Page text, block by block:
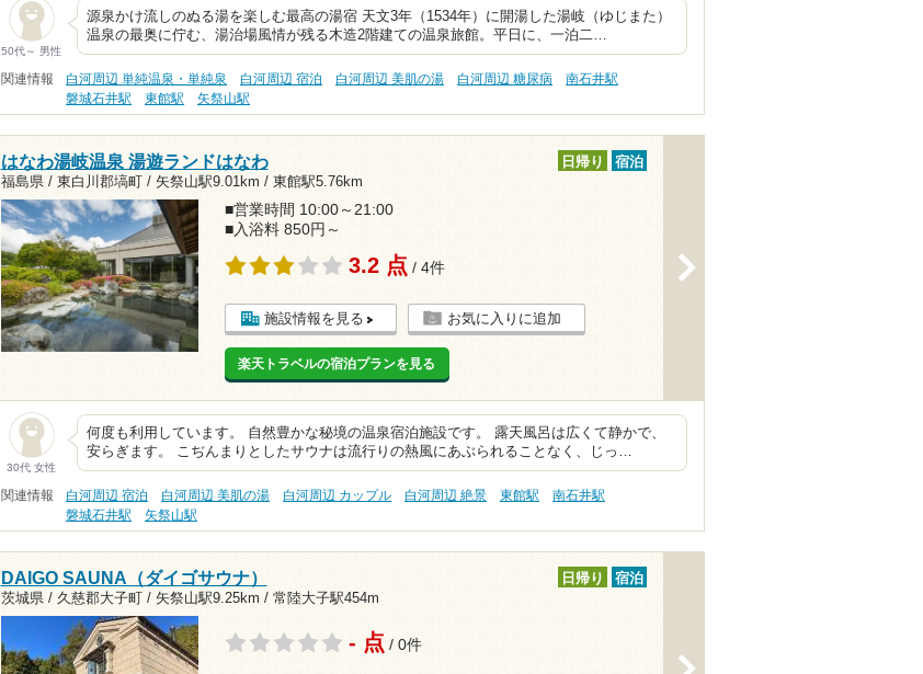
50代～ 男性
源泉かけ流しのぬる湯を楽しむ最高の湯宿 天文3年（1534年）に開湯した湯岐（ゆじまた）
温泉の最奥に佇む、湯治場風情が残る木造2階建ての温泉旅館。平日に、一泊二…
関連情報 白河周辺 単純温泉・単純泉 白河周辺 宿泊 白河周辺 美肌の湯 白河周辺 糖尿病
南石井駅
磐城石井駅
東館駅 矢祭山駅
はなわ湯岐温泉 湯遊ランドはなわ
福島県 / 東白川郡塙町 / 矢祭山駅9.01km / 東館駅5.76km
日帰り 宿泊
■営業時間 10:00～21:00
■入浴料 850円～
3.2 点 / 4件
施設情報を見る お気に入りに追加
楽天トラベルの宿泊プランを見る
30代 女性
何度も利用しています。 自然豊かな秘境の温泉宿泊施設です。 露天風呂は広くて静かで、
安らぎます。 こぢんまりとしたサウナは流行りの熱風にあぶられることなく、じっ…
関連情報 白河周辺 宿泊 白河周辺 美肌の湯 白河周辺 カップル 白河周辺 絶景 東館駅
南石井駅
磐城石井駅
矢祭山駅
DAIGO SAUNA（ダイゴサウナ）
茨城県 / 久慈郡大子町 / 矢祭山駅9.25km / 常陸大子駅454m
日帰り 宿泊
- 点 / 0件